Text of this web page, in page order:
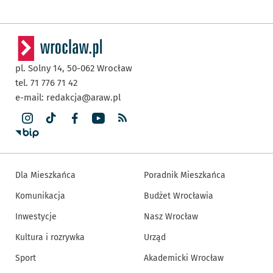
pl. Solny 14, 50-062 Wrocław
tel. 71 776 71 42
e-mail: redakcja@araw.pl
Dla Mieszkańca
Komunikacja
Inwestycje
Kultura i rozrywka
Sport
Poradnik Mieszkańca
Budżet Wrocławia
Nasz Wrocław
Urząd
Akademicki Wrocław